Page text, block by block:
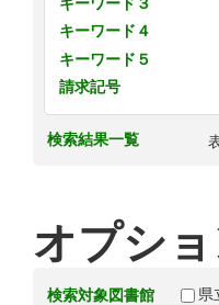
キーワード４
キーワード５
請求記号
検索結果一覧
オプシ
検索対象図書館 県